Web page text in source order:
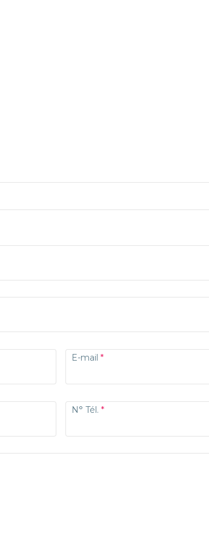
E-mail
N° Tél.